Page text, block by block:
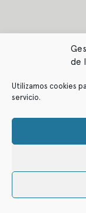
de
Utilizamos cookies
servicio.